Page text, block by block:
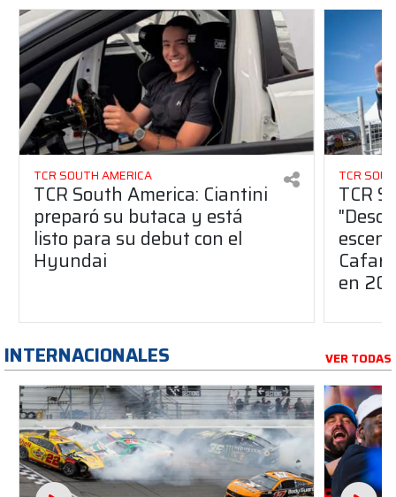
TCR SOUTH AMERICA
TCR South America: Ciantini
preparó su butaca y está
listo para su debut con el
Hyundai
TCR
TCR
en
INTERNACIONALES VER TODAS